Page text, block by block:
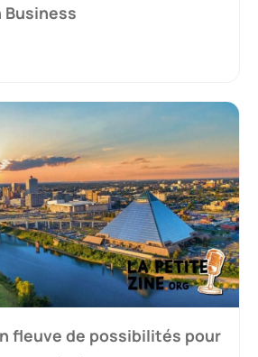
Business
fleuve de possibilités pour